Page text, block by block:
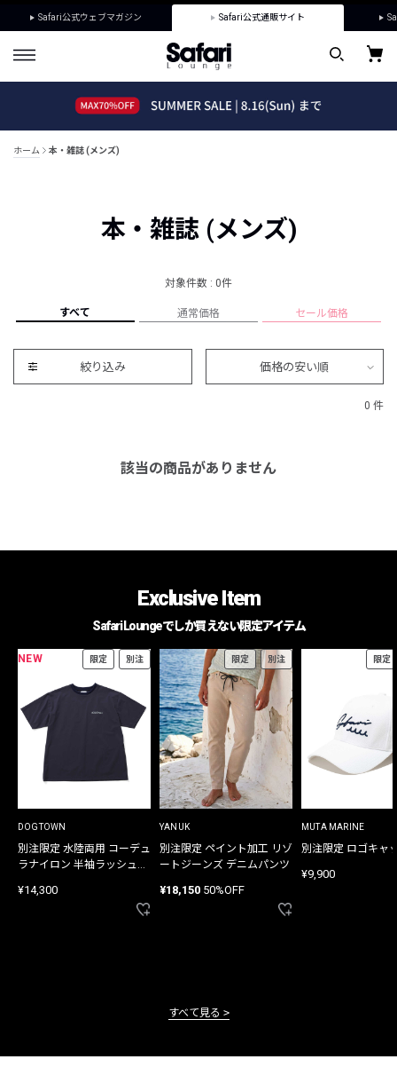
Safari公式ウェブマガジン Safari公式通販サイト
ホーム 本・雑誌 (メンズ)
本・雑誌 (メンズ)
対象件数 : 0件
すべて 通常価格 セール価格
絞り込み 価格の安い順
0 件
該当の商品がありません
Exclusive Item
Safari Loungeでしか買えない限定アイテム
NEW 限定 別注
DOGTOWN
別注限定 水陸両用 コーデュ
ラナイロン 半袖ラッシュガ
¥14,300
限定 別注
YANUK
別注限定 ペイント加工 リゾ
ートジーンズ デニムパンツ
¥18,150 50%OFF
限定
MUTA MARINE
別注限定 ロゴキャ
¥9,900
すべて見る